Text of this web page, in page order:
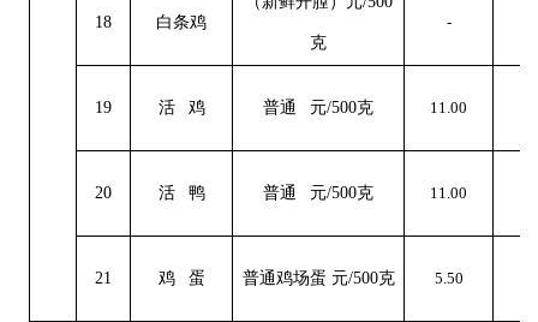
18 白条鸡
克
-
19 活 鸡 普通 元/500克 11.00
20 活 鸭 普通 元/500克 11.00
21 鸡 蛋 普通鸡场蛋 元/500克 5.50